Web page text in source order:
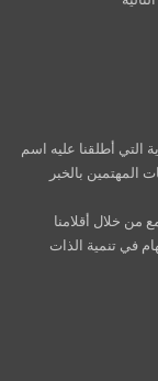
التي أطلقنا عليه اسم
المهتمين بالخبر
من خلال أقلامنا